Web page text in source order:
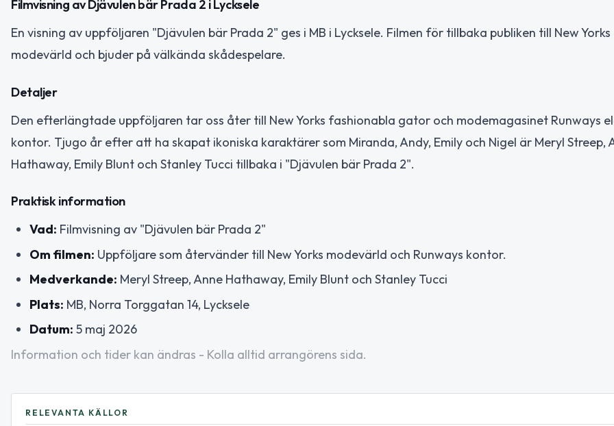
Filmvisning av Djävulen bär Prada 2 i Lycksele
En visning av uppföljaren "Djävulen bär Prada 2" ges i MB i Lycksele. Filmen för tillbaka publiken till New Yorks
modevärld och bjuder på välkända skådespelare.
Detaljer
Den efterlängtade uppföljaren tar oss åter till New Yorks fashionabla gator och modemagasinet Runways
kontor. Tjugo år efter att ha skapat ikoniska karaktärer som Miranda, Andy, Emily och Nigel är Meryl Streep,
Hathaway, Emily Blunt och Stanley Tucci tillbaka i "Djävulen bär Prada 2".
Praktisk information
Vad: Filmvisning av "Djävulen bär Prada 2"
Om filmen: Uppföljare som återvänder till New Yorks modevärld och Runways kontor.
Medverkande: Meryl Streep, Anne Hathaway, Emily Blunt och Stanley Tucci
Plats: MB, Norra Torggatan 14, Lycksele
Datum: 5 maj 2026
Information och tider kan ändras - Kolla alltid arrangörens sida.
RELEVANTA KÄLLOR